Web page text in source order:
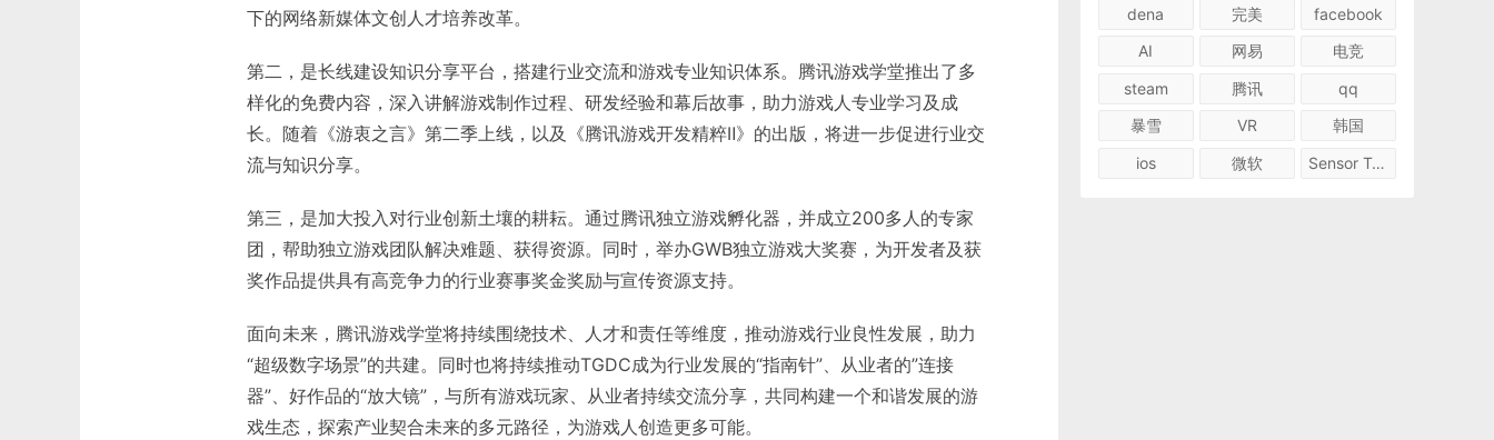
下的网络新媒体文创人才培养改革。
第二，是长线建设知识分享平台，搭建行业交流和游戏专业知识体系。腾讯游戏学堂推出了多
样化的免费内容，深入讲解游戏制作过程、研发经验和幕后故事，助力游戏人专业学习及成
长。随着《游衷之言》第二季上线，以及《腾讯游戏开发精粹Ⅱ》的出版，将进一步促进行业交
流与知识分享。
第三，是加大投入对行业创新土壤的耕耘。通过腾讯独立游戏孵化器，并成立200多人的专家
团，帮助独立游戏团队解决难题、获得资源。同时，举办GWB独立游戏大奖赛，为开发者及获
奖作品提供具有高竞争力的行业赛事奖金奖励与宣传资源支持。
面向未来，腾讯游戏学堂将持续围绕技术、人才和责任等维度，推动游戏行业良性发展，助力
“超级数字场景”的共建。同时也将持续推动TGDC成为行业发展的“指南针”、从业者的”连接
器”、好作品的“放大镜”，与所有游戏玩家、从业者持续交流分享，共同构建一个和谐发展的游
戏生态，探索产业契合未来的多元路径，为游戏人创造更多可能。
dena
完美
facebook
AI
网易
电竞
steam
腾讯
qq
暴雪
VR
韩国
ios
微软 Sensor Tower